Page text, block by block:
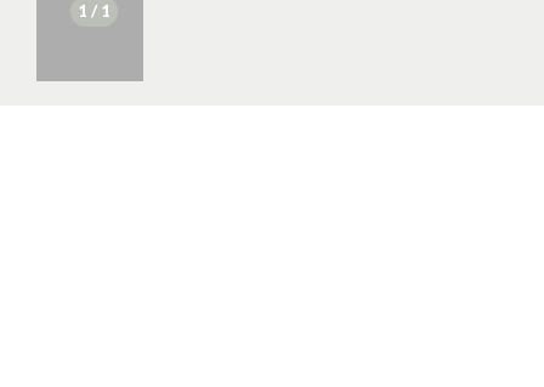
1 / 1